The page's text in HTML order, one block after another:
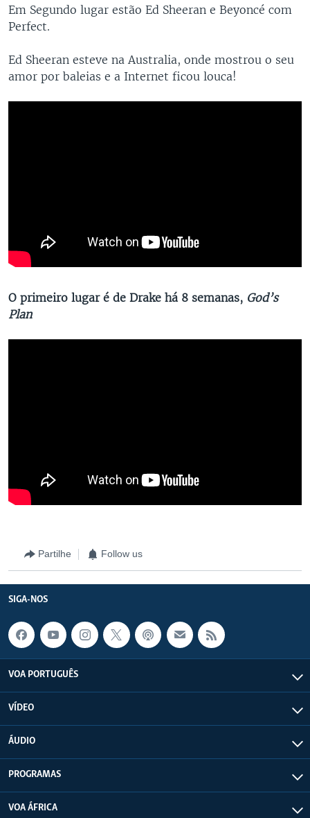
Em Segundo lugar estão Ed Sheeran e Beyoncé com
Perfect.
Ed Sheeran esteve na Australia, onde mostrou o seu
amor por baleias e a Internet ficou louca!
O primeiro lugar é de Drake há 8 semanas, God’s
Plan
Partilhe Follow us
SIGA-NOS
VOA PORTUGUÊS
VÍDEO
ÁUDIO
PROGRAMAS
VOA ÁFRICA